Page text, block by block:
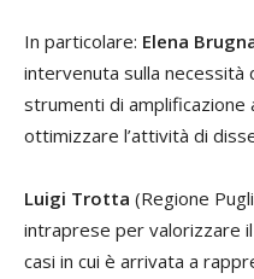
In particolare: Elena
intervenuta sulla
strumenti di
ottimizzare l’attività di
Luigi Trotta (Regione
intraprese per valorizzare il
casi in cui è arrivata a